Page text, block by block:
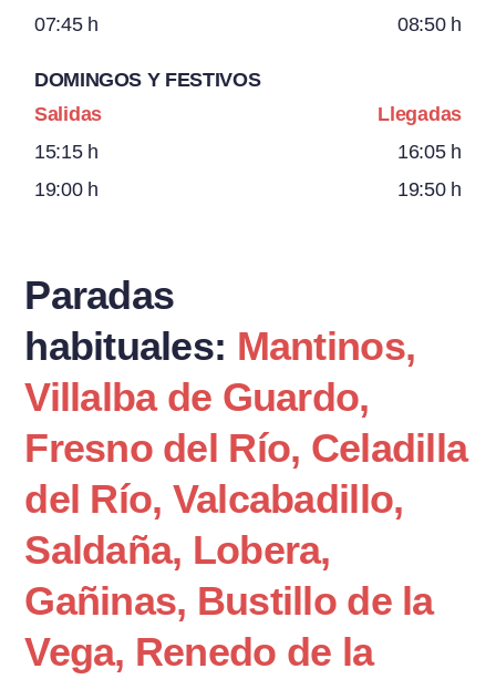
07:45 h
08:50 h
DOMINGOS Y FESTIVOS
Salidas
Llegadas
15:15 h
16:05 h
19:00 h
19:50 h
Paradas
habituales: Mantinos,
Villalba de Guardo,
Fresno del Río, Celadilla
del Río, Valcabadillo,
Saldaña, Lobera,
Gañinas, Bustillo de la
Vega, Renedo de la